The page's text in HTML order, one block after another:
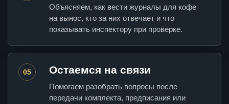
Объясняем, как вести журналы для кофе
на вынос, кто за них отвечает и что
показывать инспектору при проверке.
05 Остаемся на связи
Помогаем разобрать вопросы после
передачи комплекта, предписания или